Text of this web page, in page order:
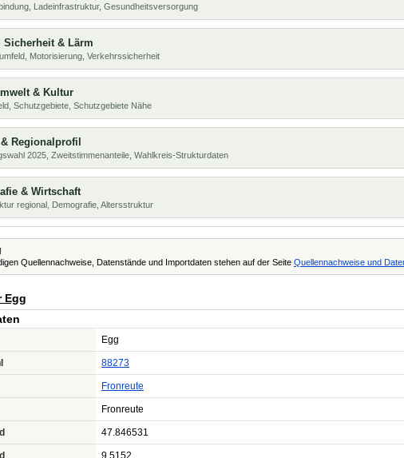
Ladeinfrastruktur, Gesundheitsversorgung
Sicherheit & Lärm
Motorisierung, Verkehrssicherheit
& Kultur
Schutzgebiete, Schutzgebiete Nähe
Regionalprofil
2025, Zweitstimmenanteile, Wahlkreis-Strukturdaten
& Wirtschaft
regional, Demografie, Altersstruktur
Quellennachweise, Datenstände und Importdaten stehen auf der Seite Quellennachweise und
Egg
Egg
88273
Fronreute
Fronreute
47.846531
9.5152